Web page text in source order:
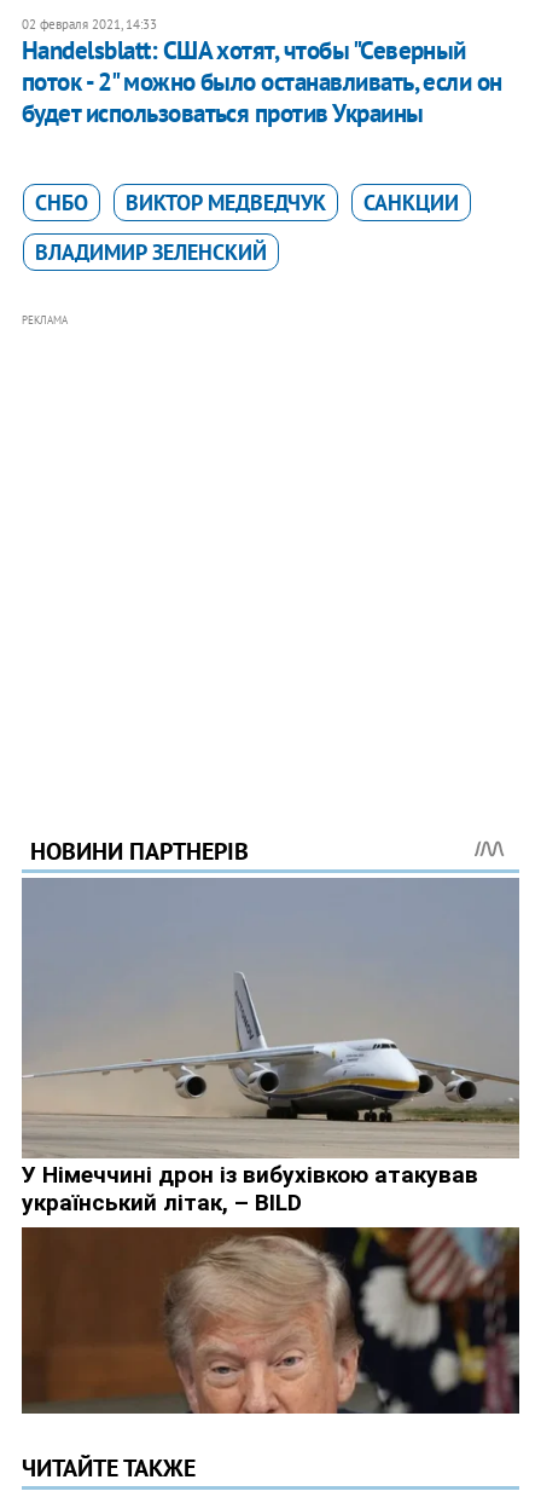
02 февраля 2021, 14:33
Handelsblatt: США хотят, чтобы "Северный
поток - 2" можно было останавливать, если он
будет использоваться против Украины
СНБО ВИКТОР МЕДВЕДЧУК
САНКЦИИ
ВЛАДИМИР ЗЕЛЕНСКИЙ
РЕКЛАМА
ЧИТАЙТЕ ТАКЖЕ